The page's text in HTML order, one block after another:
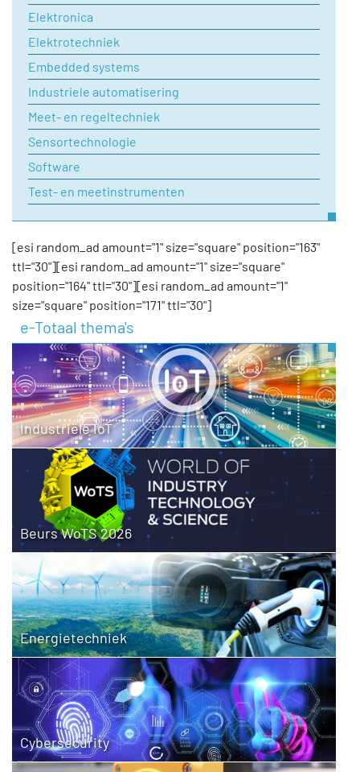
Elektronica
Elektrotechniek
Embedded systems
Industriele automatisering
Meet- en regeltechniek
Sensortechnologie
Software
Test- en meetinstrumenten
[esi random_ad amount="1" size="square" position="163"
ttl="30"][esi random_ad amount="1" size="square"
position="164" ttl="30"][esi random_ad amount="1"
size="square" position="171" ttl="30"]
e-Totaal thema's
Industriële IoT
Beurs WoTS 2026
Energietechniek
Cybersecurity